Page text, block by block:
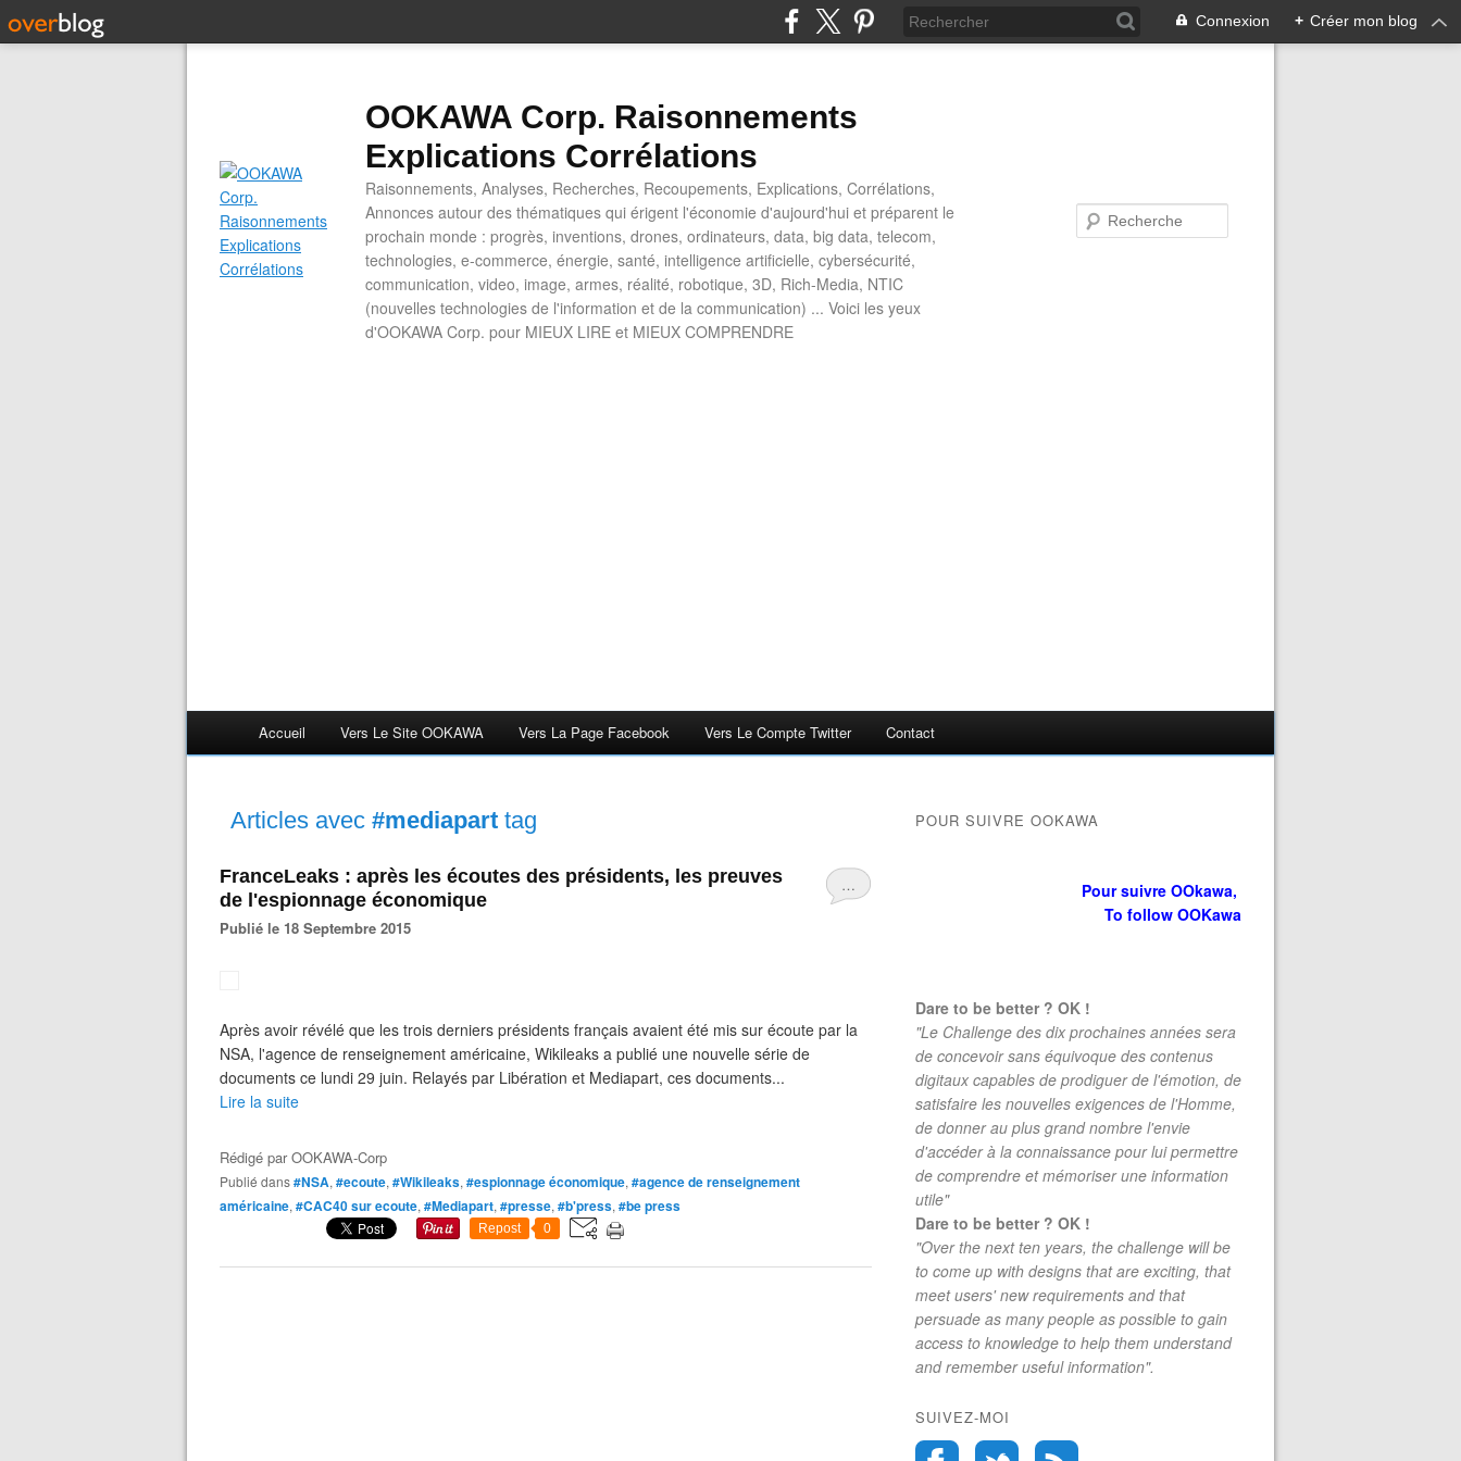
Connexion + Créer mon blog
OOKAWA Corp. Raisonnements
Explications Corrélations
Raisonnements, Analyses, Recherches, Recoupements, Explications, Corrélations,
Annonces autour des thématiques qui érigent l'économie d'aujourd'hui et préparent le
prochain monde : progrès, inventions, drones, ordinateurs, data, big data, telecom,
technologies, e-commerce, énergie, santé, intelligence artificielle, cybersécurité,
communication, video, image, armes, réalité, robotique, 3D, Rich-Media, NTIC
(nouvelles technologies de l'information et de la communication) ... Voici les yeux
d'OOKAWA Corp. pour MIEUX LIRE et MIEUX COMPRENDRE
Accueil Vers Le Site OOKAWA Vers La Page Facebook Vers Le Compte Twitter Contact
Articles avec #mediapart tag
…
FranceLeaks : après les écoutes des présidents, les preuves
de l'espionnage économique
Publié le 18 Septembre 2015
Après avoir révélé que les trois derniers présidents français avaient été mis sur écoute par la
NSA, l'agence de renseignement américaine, Wikileaks a publié une nouvelle série de
documents ce lundi 29 juin. Relayés par Libération et Mediapart, ces documents...
Lire la suite
Rédigé parOOKAWA-Corp
Publié dans#NSA, #ecoute, #Wikileaks, #espionnage économique, #agence de renseignement
américaine, #CAC40 sur ecoute, #Mediapart, #presse, #b'press, #be press
Repost 0
POUR SUIVRE OOKAWA
Pour suivre OOkawa,
To follow OOKawa
Dare to be better ? OK !
"Le Challenge des dix prochaines années sera
de concevoir sans équivoque des contenus
digitaux capables de prodiguer de l'émotion, de
satisfaire les nouvelles exigences de l'Homme,
de donner au plus grand nombre l'envie
d'accéder à la connaissance pour lui permettre
de comprendre et mémoriser une information
utile"
Dare to be better ? OK !
"Over the next ten years, the challenge will be
to come up with designs that are exciting, that
meet users' new requirements and that
persuade as many people as possible to gain
access to knowledge to help them understand
and remember useful information".
SUIVEZ-MOI